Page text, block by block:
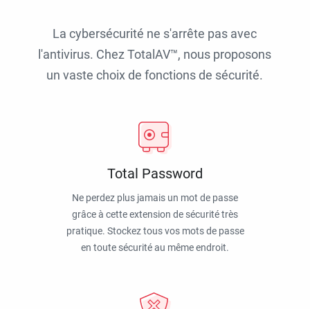
La cybersécurité ne s'arrête pas avec
l'antivirus. Chez TotalAV™, nous proposons
un vaste choix de fonctions de sécurité.
Total Password
Ne perdez plus jamais un mot de passe
grâce à cette extension de sécurité très
pratique. Stockez tous vos mots de passe
en toute sécurité au même endroit.